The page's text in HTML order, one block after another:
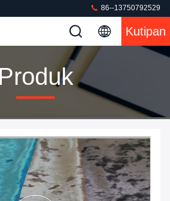
86--13750792529
Kutipan
Produk